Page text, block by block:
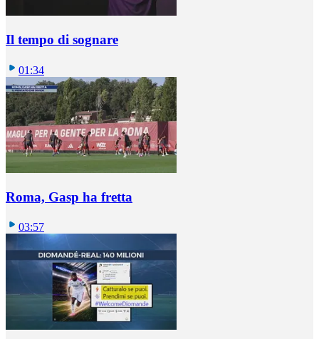
Il tempo di sognare
01:34
Roma, Gasp ha fretta
03:57